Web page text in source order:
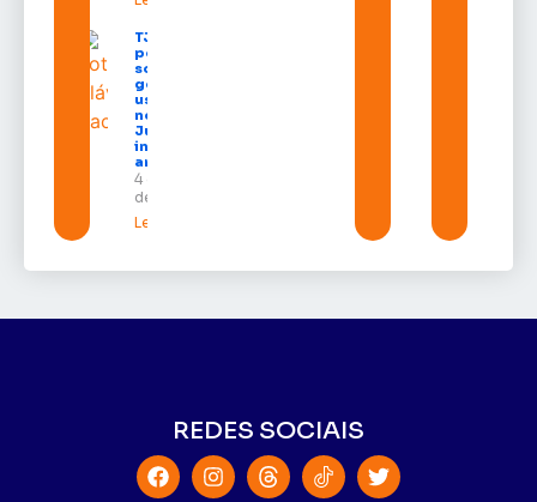
TJAP alerta
população
sobre
golpes com
uso do
nome da
Justiça e
inteligência
artificial
4 de agosto
de 2026
Leia mais »
REDES SOCIAIS